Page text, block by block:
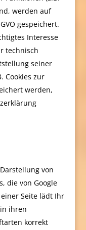
werden auf
gespeichert.
Interesse
technisch
seiner
Cookies zur
werden,
von
die von Google
Seite lädt Ihr
ihren
korrekt